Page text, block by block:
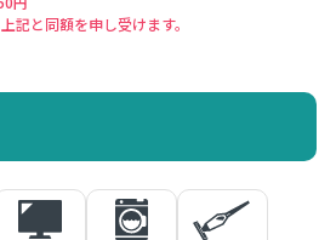
記と同額を申し受けます。